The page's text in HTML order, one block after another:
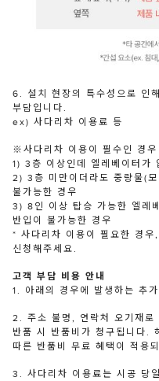
6. 설치 현장의 특수성으로 인
부담입니다.
ex) 사다리차 이용료 등
※사다리차 이용이 필수인 경우
1) 3층 이상인데 엘레베이터가
2) 3층 미만이더라도 중량물(
불가능한 경우
3) 8인 이상 탑승 가능한 엘레
반입이 불가능한 경우
* 사다리차 이용이 필요한 경우
신청해주세요.
고객 부담 비용 안내
1. 아래의 경우에 발생하는 추
2. 주소 불명, 연락처 오기재로
반품 시 반품비가 청구됩니다.
따른 반품비 무료 혜택이 적용
3. 사다리차 이용료는 시공 당